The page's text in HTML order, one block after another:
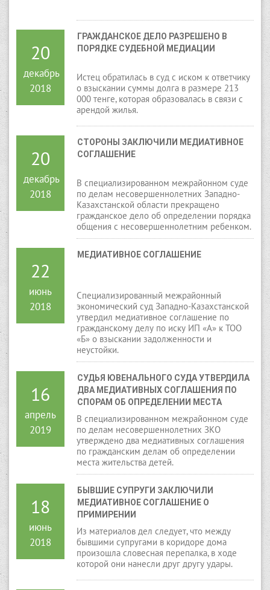
20
декабрь
2018
ГРАЖДАНСКОЕ ДЕЛО РАЗРЕШЕНО В
ПОРЯДКЕ СУДЕБНОЙ МЕДИАЦИИ
Истец обратилась в суд с иском к ответчику
о взыскании суммы долга в размере 213
000 тенге, которая образовалась в связи с
арендой жилья.
20
декабрь
2018
СТОРОНЫ ЗАКЛЮЧИЛИ МЕДИАТИВНОЕ
СОГЛАШЕНИЕ
В специализированном межрайонном суде
по делам несовершеннолетних Западно-
Казахстанской области прекращено
гражданское дело об определении порядка
общения с несовершеннолетним ребенком.
22
июнь
2018
МЕДИАТИВНОЕ СОГЛАШЕНИЕ
Специализированный межрайонный
экономический суд Западно-Казахстанской
утвердил медиативное соглашение по
гражданскому делу по иску ИП «А» к ТОО
«Б» о взыскании задолженности и
неустойки.
16
апрель
2019
СУДЬЯ ЮВЕНАЛЬНОГО СУДА УТВЕРДИЛА
ДВА МЕДИАТИВНЫХ СОГЛАШЕНИЯ ПО
СПОРАМ ОБ ОПРЕДЕЛЕНИИ МЕСТА
ЖИТЕЛЬСТВА ДЕТЕЙ
В специализированном межрайонном суде
по делам несовершеннолетних ЗКО
утверждено два медиативных соглашения
по гражданским делам об определении
места жительства детей.
18
июнь
2018
БЫВШИЕ СУПРУГИ ЗАКЛЮЧИЛИ
МЕДИАТИВНОЕ СОГЛАШЕНИЕ О
ПРИМИРЕНИИ
Из материалов дел следует, что между
бывшими супругами в коридоре дома
произошла словесная перепалка, в ходе
которой они нанесли друг другу удары.